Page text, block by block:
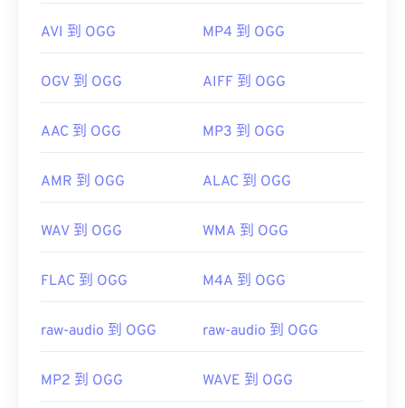
AVI 到 OGG MP4 到 OGG
OGV 到 OGG AIFF 到 OGG
AAC 到 OGG MP3 到 OGG
AMR 到 OGG ALAC 到 OGG
WAV 到 OGG WMA 到 OGG
FLAC 到 OGG M4A 到 OGG
raw-audio 到 OGG raw-audio 到 OGG
MP2 到 OGG WAVE 到 OGG